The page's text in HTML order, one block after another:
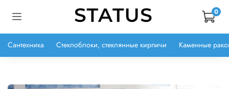
0
Сантехника Стеклоблоки, стеклянные кирпичи Каменные